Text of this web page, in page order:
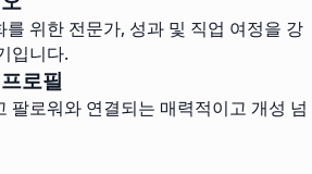
위한 전문가, 성과 및 직업 여정을 강
입니다.
로필
팔로워와 연결되는 매력적이고 개성 넘